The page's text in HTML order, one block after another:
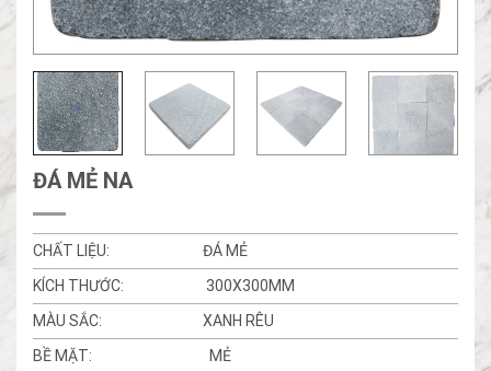
ĐÁ MẺ NA
CHẤT LIỆU:
ĐÁ MẺ
KÍCH THƯỚC:
300X300MM
MÀU SẮC:
XANH RÊU
BỀ MẶT:
MẺ